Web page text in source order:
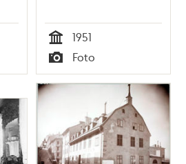
Tid
1951
Typ
Foto